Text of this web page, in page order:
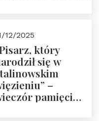
12/2025
który
się w
–
pamięci